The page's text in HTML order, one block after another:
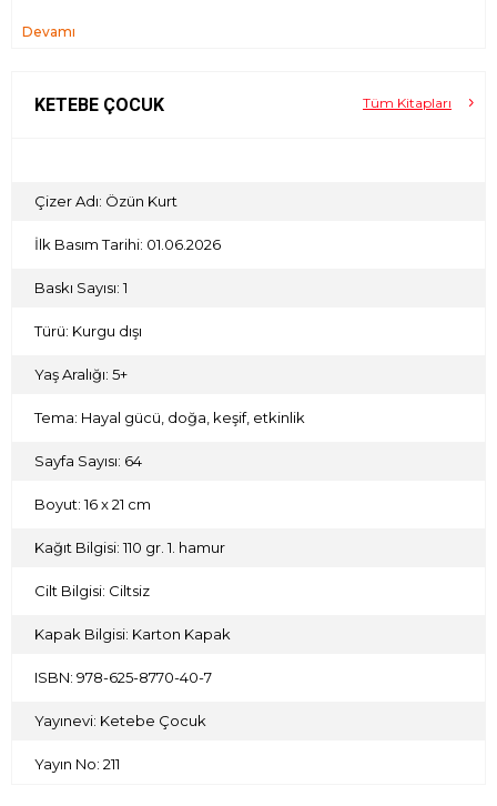
Devamı
KETEBE ÇOCUK Tüm Kitapları
Çizer Adı: Özün Kurt
İlk Basım Tarihi: 01.06.2026
Baskı Sayısı: 1
Türü: Kurgu dışı
Yaş Aralığı: 5+
Tema: Hayal gücü, doğa, keşif, etkinlik
Sayfa Sayısı: 64
Boyut: 16 x 21 cm
Kağıt Bilgisi: 110 gr. 1. hamur
Cilt Bilgisi: Ciltsiz
Kapak Bilgisi: Karton Kapak
ISBN: 978-625-8770-40-7
Yayınevi: Ketebe Çocuk
Yayın No: 211